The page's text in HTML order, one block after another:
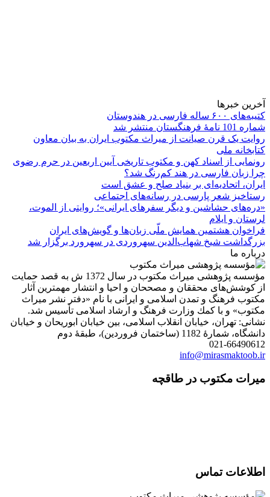
آخرین خبرها
کتیبه‌های ۶۰۰ ساله فارسی در هندوستان
شماره 101 نامۀ فرهنگستان منتشر شد
روایت یک قرن صیانت از میراث مکتوب ایران به بیان معاون
کتابخانه ملی
رونمایی از اسناد کهن و مکتوب تاریخی آیین اربعین در حرم رضوی
چرا زبان فارسی در هند کم‌رنگ شد؟
ایران، اتحادیه‌ای بر بنیاد صلح و عشق است
رستاخیز شعر پارسی در رسانه‌های اجتماعی
«دره‌های حشاشین و دیگر سفرهای ایرانی»؛ روایتی از الموت،
لرستان و ایلام
فراخوان هشتمین همایش ملّی زبان‌ها و گویش‌های ایران
بزرگداشت شیخ شهاب‌الدین سهروردی در سهرورد برگزار شد
درباره ما
مؤسسه پژوهشی میراث مكتوب در سال 1372 ش به قصد حمایت
از كوشش‌های محققان و مصححان و احیا و انتشار مهمترین آثار
مكتوب فرهنگ و تمدن اسلامی و ایرانی با نام «دفتر نشر میراث
مكتوب» و با كمك وزارت فرهنگ و ارشاد اسلامی تأسیس شد.
نشانی: تهران، خیابان انقلاب اسلامی، بین خیابان ابوریحان و خیابان
دانشگاه، شمارۀ 1182 (ساختمان فروردین)، طبقۀ دوم
021-66490612
info@mirasmaktoob.ir
میرات مکتوب در طاقچه
اطلاعات تماس